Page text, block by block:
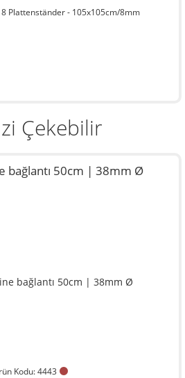
Plattenständer - 105x105cm/8mm
Çekebilir
bağlantı 50cm | 38mm Ø
Kodu: 4443